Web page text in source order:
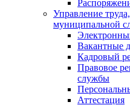
Управление
муниципальной
Вакантные
Кадровый
Правовое
службы
Аттестация